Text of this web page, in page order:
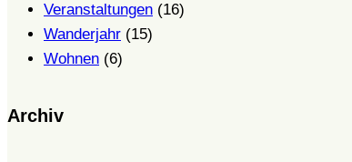
Veranstaltungen (16)
Wanderjahr (15)
Wohnen (6)
Archiv